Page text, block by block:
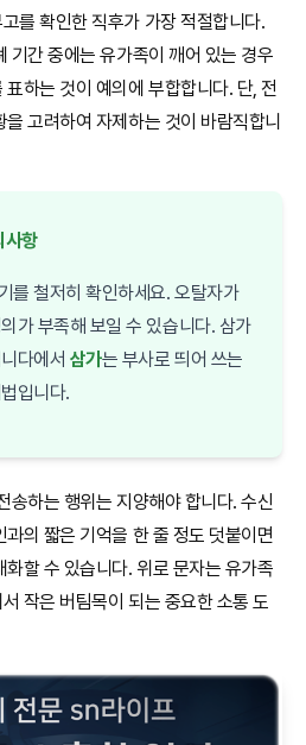
를 확인한 직후가 가장 적절합니다.
기간 중에는 유가족이 깨어 있는 경우
하는 것이 예의에 부합합니다. 단, 전
고려하여 자제하는 것이 바람직합니
사항
를 철저히 확인하세요. 오탈자가
가 부족해 보일 수 있습니다. 삼가
다에서 삼가는 부사로 띄어 쓰는
입니다.
송하는 행위는 지양해야 합니다. 수신
의 짧은 기억을 한 줄 정도 덧붙이면
화할 수 있습니다. 위로 문자는 유가족
작은 버팀목이 되는 중요한 소통 도